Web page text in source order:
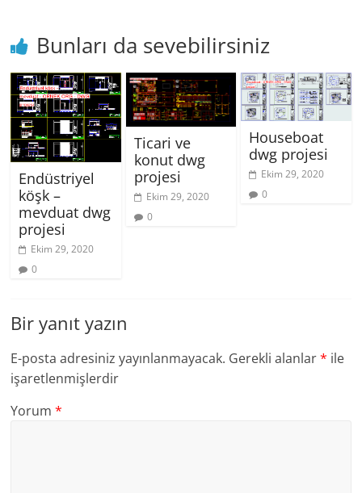
Bunları da sevebilirsiniz
Endüstriyel
köşk –
mevduat dwg
projesi
Ekim 29, 2020
0
Ticari ve
konut dwg
projesi
Ekim 29, 2020
0
Houseboat
dwg projesi
Ekim 29, 2020
0
Bir yanıt yazın
E-posta adresiniz yayınlanmayacak. Gerekli alanlar* ile
işaretlenmişlerdir
Yorum*